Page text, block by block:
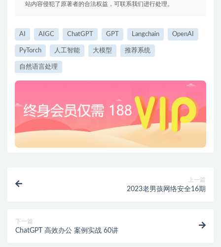
站内容侵犯了原著者的合法权益，可联系我们进行处理。
AI AIGC ChatGPT GPT Langchain OpenAI
PyTorch 人工智能 大模型 推荐系统
自然语言处理
上一篇
2023老男孩网络安全16期
下一篇
ChatGPT 高效办公 案例实战 60讲